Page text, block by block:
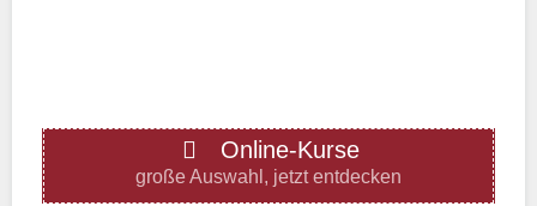
Donnerstag Online-Kurse
große Auswahl, jetzt entdecken